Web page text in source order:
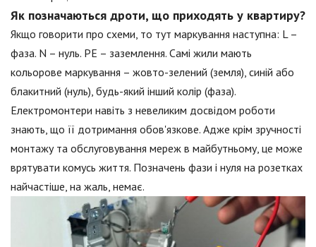
Як позначаються дроти, що приходять у квартиру?
Якщо говорити про схеми, то тут маркування наступна: L –
фаза. N – нуль. PE – заземлення. Самі жили мають
кольорове маркування – жовто-зелений (земля), синій або
блакитний (нуль), будь-який інший колір (фаза).
Електромонтери навіть з невеликим досвідом роботи
знають, що її дотримання обов'язкове. Адже крім зручності
монтажу та обслуговування мереж в майбутньому, це може
врятувати комусь життя. Позначень фази і нуля на розетках
найчастіше, на жаль, немає.